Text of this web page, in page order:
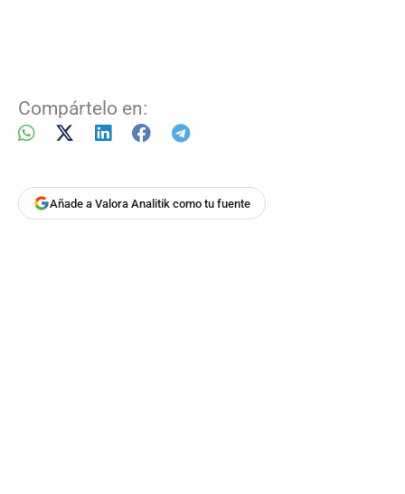
Compártelo en:
Añade a Valora Analitik como tu fuente